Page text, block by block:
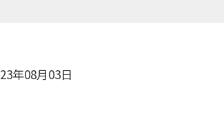
年08月03日